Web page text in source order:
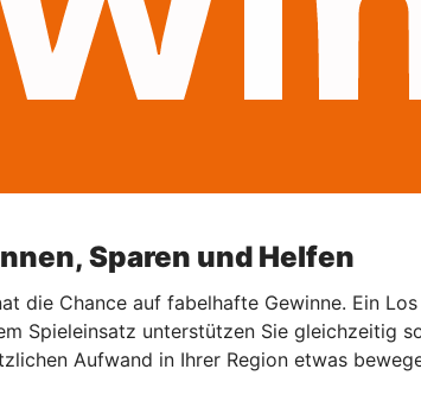
Sparen und Helfen
die Chance auf fabelhafte Gewinne. Ein
Spieleinsatz unterstützen Sie gleichzeitig
Aufwand in Ihrer Region etwas